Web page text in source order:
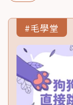
#毛學堂